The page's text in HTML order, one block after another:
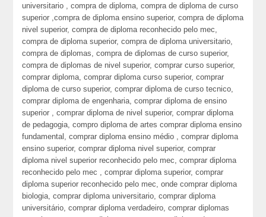
universitario , compra de diploma, compra de diploma de curso
superior ,compra de diploma ensino superior, compra de diploma
nivel superior, compra de diploma reconhecido pelo mec,
compra de diploma superior, compra de diploma universitario,
compra de diplomas, compra de diplomas de curso superior,
compra de diplomas de nivel superior, comprar curso superior,
comprar diploma, comprar diploma curso superior, comprar
diploma de curso superior, comprar diploma de curso tecnico,
comprar diploma de engenharia, comprar diploma de ensino
superior , comprar diploma de nivel superior, comprar diploma
de pedagogia, compro diploma de artes comprar diploma ensino
fundamental, comprar diploma ensino médio , comprar diploma
ensino superior, comprar diploma nivel superior, comprar
diploma nivel superior reconhecido pelo mec, comprar diploma
reconhecido pelo mec , comprar diploma superior, comprar
diploma superior reconhecido pelo mec, onde comprar diploma
biologia, comprar diploma universitario, comprar diploma
universitário, comprar diploma verdadeiro, comprar diplomas